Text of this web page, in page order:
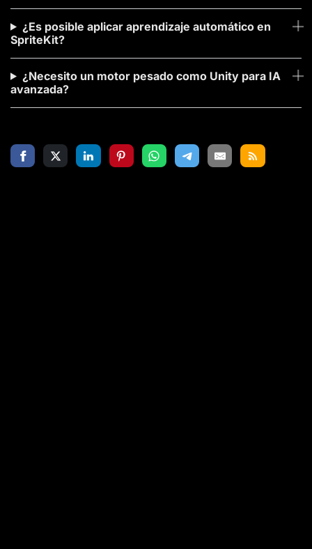
¿Es posible aplicar aprendizaje automático en
SpriteKit?
¿Necesito un motor pesado como Unity para IA
avanzada?